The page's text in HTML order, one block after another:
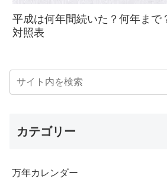
平成は何年間続いた？何年まで
対照表
カテゴリー
万年カレンダー